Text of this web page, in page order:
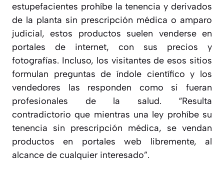
estupefacientes prohíbe la tenencia y derivados
de la planta sin prescripción médica o amparo
judicial, estos productos suelen venderse en
portales de internet, con sus precios y
fotografías. Incluso, los visitantes de esos sitios
formulan preguntas de índole científico y los
vendedores las responden como si fueran
profesionales de la salud. “Resulta
contradictorio que mientras una ley prohíbe su
tenencia sin prescripción médica, se vendan
productos en portales web libremente, al
alcance de cualquier interesado”.